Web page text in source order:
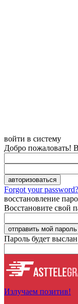
войти в систему
Добро пожаловать!
Forgot your
восстановление
Восстановите свой
Пароль будет
Излучаем позитив!